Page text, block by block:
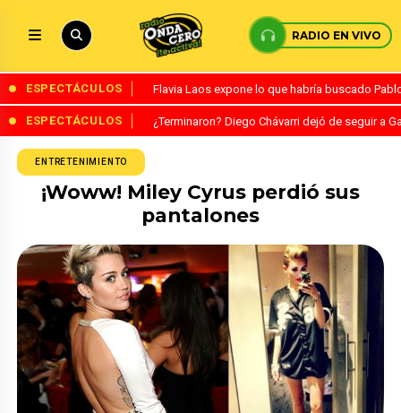
RADIO EN VIVO
ESPECTÁCULOS Flavia Laos expone lo que habría buscado
ESPECTÁCULOS ¿Terminaron? Diego Chávarri dejó de seguir a
ENTRETENIMIENTO
¡Woww! Miley Cyrus perdió sus
pantalones